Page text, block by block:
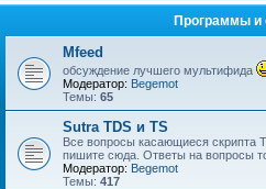
Программы и
Mfeed
обсуждение лучшего мультифида
Модератор: Begemot
Темы: 65
Sutra TDS и TS
Все вопросы касающиеся скрипта
пишите сюда. Ответы на вопросы
Модератор: Begemot
Темы: 417